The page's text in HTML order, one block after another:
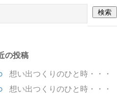
の投稿
想い出つくりのひと時・・・
想い出つくりのひと時・・・